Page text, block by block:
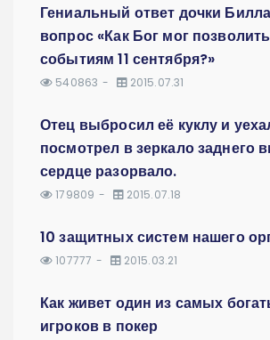
Гениальный ответ дочки
вопрос «Как Бог мог
событиям 11 сентября?»
540863 2015.07.31
Отец выбросил её куклу и
посмотрел в зеркало заднего
сердце разорвало.
179809 2015.07.18
10 защитных систем нашего
107777 2015.03.21
Как живет один из самых
игроков в покер